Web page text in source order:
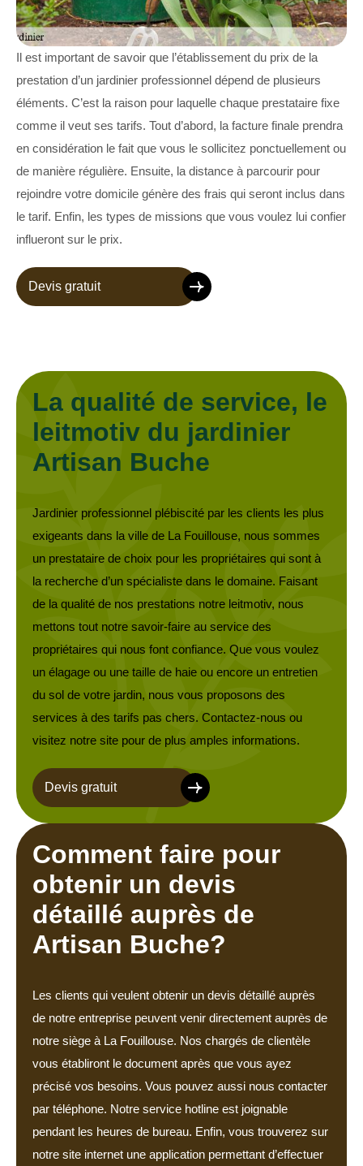
Il est important de savoir que l’établissement du prix de la
prestation d’un jardinier professionnel dépend de plusieurs
éléments. C’est la raison pour laquelle chaque prestataire fixe
comme il veut ses tarifs. Tout d’abord, la facture finale prendra
en considération le fait que vous le sollicitez ponctuellement ou
de manière régulière. Ensuite, la distance à parcourir pour
rejoindre votre domicile génère des frais qui seront inclus dans
le tarif. Enfin, les types de missions que vous voulez lui confier
influeront sur le prix.
Devis gratuit
La qualité de service, le
leitmotiv du jardinier
Artisan Buche
Jardinier professionnel plébiscité par les clients les plus
exigeants dans la ville de La Fouillouse, nous sommes
un prestataire de choix pour les propriétaires qui sont à
la recherche d’un spécialiste dans le domaine. Faisant
de la qualité de nos prestations notre leitmotiv, nous
mettons tout notre savoir-faire au service des
propriétaires qui nous font confiance. Que vous voulez
un élagage ou une taille de haie ou encore un entretien
du sol de votre jardin, nous vous proposons des
services à des tarifs pas chers. Contactez-nous ou
visitez notre site pour de plus amples informations.
Devis gratuit
Comment faire pour
obtenir un devis
détaillé auprès de
Artisan Buche?
Les clients qui veulent obtenir un devis détaillé auprès
de notre entreprise peuvent venir directement auprès de
notre siège à La Fouillouse. Nos chargés de clientèle
vous établiront le document après que vous ayez
précisé vos besoins. Vous pouvez aussi nous contacter
par téléphone. Notre service hotline est joignable
pendant les heures de bureau. Enfin, vous trouverez sur
notre site internet une application permettant d’effectuer